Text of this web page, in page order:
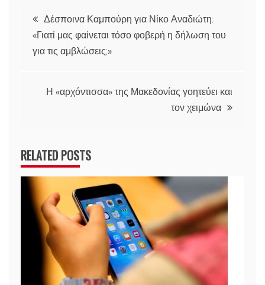
Πλοήγηση
άρθρων
Δέσποινα Καμπούρη για Νίκο Αναδιώτη:
«Γιατί μας φαίνεται τόσο φοβερή η δήλωση του
για τις αμβλώσεις;»
Η «αρχόντισσα» της Μακεδονίας γοητεύει και
τον χειμώνα
RELATED POSTS